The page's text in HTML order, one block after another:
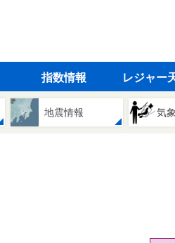
指数情報 レジャー
地震情報 気